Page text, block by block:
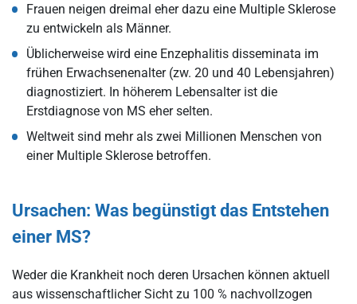
Frauen neigen dreimal eher dazu eine Multiple Sklerose
zu entwickeln als Männer.
Üblicherweise wird eine Enzephalitis disseminata im
frühen Erwachsenenalter (zw. 20 und 40 Lebensjahren)
diagnostiziert. In höherem Lebensalter ist die
Erstdiagnose von MS eher selten.
Weltweit sind mehr als zwei Millionen Menschen von
einer Multiple Sklerose betroffen.
Ursachen: Was begünstigt das Entstehen
einer MS?
Weder die Krankheit noch deren Ursachen können aktuell
aus wissenschaftlicher Sicht zu 100 % nachvollzogen